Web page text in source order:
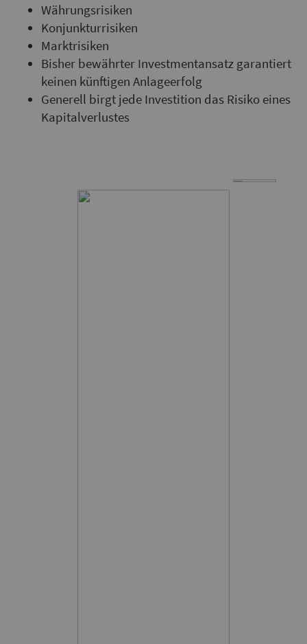
Währungsrisiken
Konjunkturrisiken
Marktrisiken
Bisher bewährter Investmentansatz garantiert
keinen künftigen Anlageerfolg
Generell birgt jede Investition das Risiko eines
Kapitalverlustes